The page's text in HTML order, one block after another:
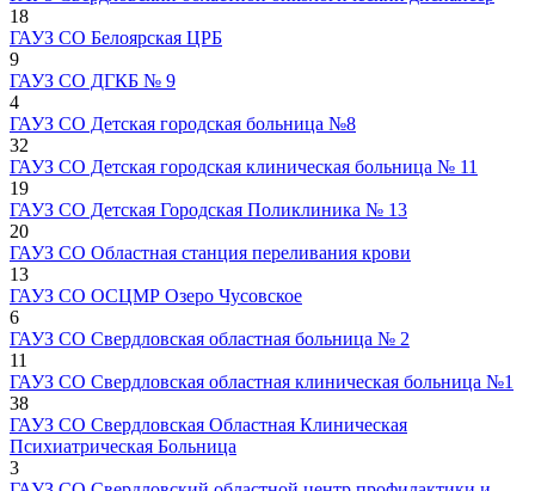
18
ГАУЗ СО Белоярская ЦРБ
9
ГАУЗ СО ДГКБ № 9
4
ГАУЗ СО Детская городская больница №8
32
ГАУЗ СО Детская городская клиническая больница № 11
19
ГАУЗ СО Детская Городская Поликлиника № 13
20
ГАУЗ СО Областная станция переливания крови
13
ГАУЗ СО ОСЦМР Озеро Чусовское
6
ГАУЗ СО Свердловская областная больница № 2
11
ГАУЗ СО Свердловская областная клиническая больница №1
38
ГАУЗ СО Свердловская Областная Клиническая
Психиатрическая Больница
3